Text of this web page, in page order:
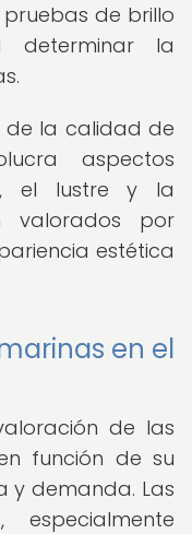
de brillo
determinar la
de la calidad de
aspectos
el lustre y la
valorados por
estética
en el
de las
función de su
y demanda. Las